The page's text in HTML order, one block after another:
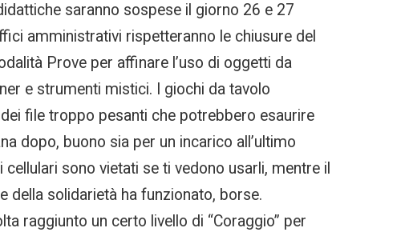
saranno sospese il giorno 26 e 27
amministrativi rispetteranno le chiusure del
Prove per affinare l’uso di oggetti da
e strumenti mistici. I giochi da tavolo
file troppo pesanti che potrebbero esaurire
dopo, buono sia per un incarico all’ultimo
sono vietati se ti vedono usarli, mentre il
della solidarietà ha funzionato, borse.
raggiunto un certo livello di “Coraggio” per